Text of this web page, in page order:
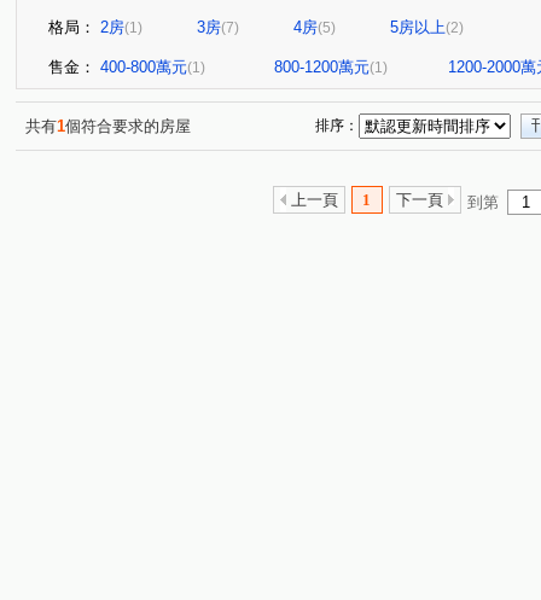
格局： 2房(1) 3房(7) 4房(5) 5房以上(2)
售金： 400-800萬元(1) 800-1200萬元(1) 1200-2000萬
共有1個符合要求的房屋 排序：
上一頁 1 下一頁 到第